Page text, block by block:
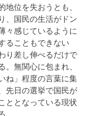
地位を失おうとも、
、国民の生活がドン
々感じているように
ることもできない
り差し伸べるだけで
。無関心に包まれ、
ね」程度の言葉に集
先日の選挙で国民が
ととなっている現状
。